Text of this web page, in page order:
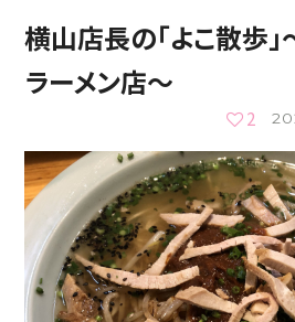
ソフトバンクステラタウン大宮 ＼4
ソフトバンク 静岡見瀬
ソフトバンク 浜松高丘
TOKAIモバイルショップ イトーヨーカ
TOKAIモバイルショップ 沼津店
TOKAIモバイルショップ 沼津大岡店
横山店長の「よこ散歩
ラーメン店～
2